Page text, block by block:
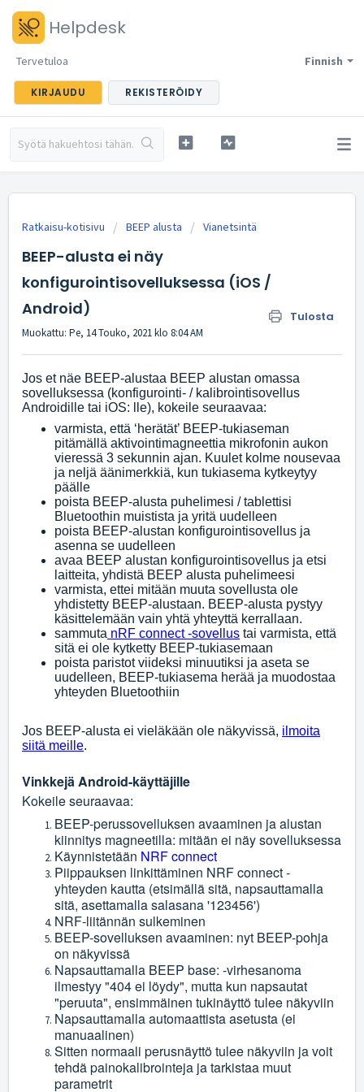
Helpdesk
Finnish
Tervetuloa
KIRJAUDU REKISTERÖIDY
Ratkaisu-kotisivu BEEP alusta Vianetsintä
BEEP-alusta ei näy
konfigurointisovelluksessa (iOS /
Android)
Tulosta
Muokattu: Pe, 14 Touko, 2021 klo 8:04 AM
Jos et näe BEEP-alustaa BEEP alustan omassa
sovelluksessa (konfigurointi- / kalibrointisovellus
Androidille tai iOS: lle), kokeile seuraavaa:
varmista, että ‘herätät’ BEEP-tukiaseman
pitämällä aktivointimagneettia mikrofonin aukon
vieressä 3 sekunnin ajan. Kuulet kolme nousevaa
ja neljä äänimerkkiä, kun tukiasema kytkeytyy
päälle
poista BEEP-alusta puhelimesi / tablettisi
Bluetoothin muistista ja yritä uudelleen
poista BEEP-alustan konfigurointisovellus ja
asenna se uudelleen
avaa BEEP alustan konfigurointisovellus ja etsi
laitteita, yhdistä BEEP alusta puhelimeesi
varmista, ettei mitään muuta sovellusta ole
yhdistetty BEEP-alustaan. BEEP-alusta pystyy
käsittelemään vain yhtä yhteyttä kerrallaan.
sammuta nRF connect -sovellus tai varmista, että
sitä ei ole kytketty BEEP-tukiasemaan
poista paristot viideksi minuutiksi ja aseta se
uudelleen, BEEP-tukiasema herää ja muodostaa
yhteyden Bluetoothiin
Jos BEEP-alusta ei vieläkään ole näkyvissä, ilmoita
siitä meille.
Vinkkejä Android-käyttäjille
Kokeile seuraavaa:
BEEP-perussovelluksen avaaminen ja alustan
kiinnitys magneetilla: mitään ei näy sovelluksessa
Käynnistetään NRF connect
Piippauksen linkittäminen NRF connect -
yhteyden kautta (etsimällä sitä, napsauttamalla
sitä, asettamalla salasana '123456')
NRF-liitännän sulkeminen
BEEP-sovelluksen avaaminen: nyt BEEP-pohja
on näkyvissä
Napsauttamalla BEEP base: -virhesanoma
ilmestyy "404 ei löydy", mutta kun napsautat
"peruuta", ensimmäinen tukinäyttö tulee näkyviin
Napsauttamalla automaattista asetusta (ei
manuaalinen)
Sitten normaali perusnäyttö tulee näkyviin ja voit
tehdä painokalibrointeja ja tarkistaa muut
parametrit